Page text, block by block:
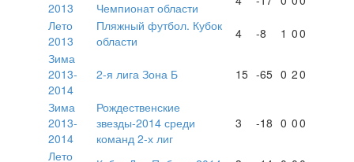
2013
Чемпионат области
Лето
2013
Пляжный футбол. Кубок
области
4 -8 1 00
Зима
2013-
2014
2-я лига Зона Б 15 -65 0 20
Зима
2013-
2014
Рождественские
звезды-2014 среди
команд 2-х лиг
3 -18 0 00
Лето